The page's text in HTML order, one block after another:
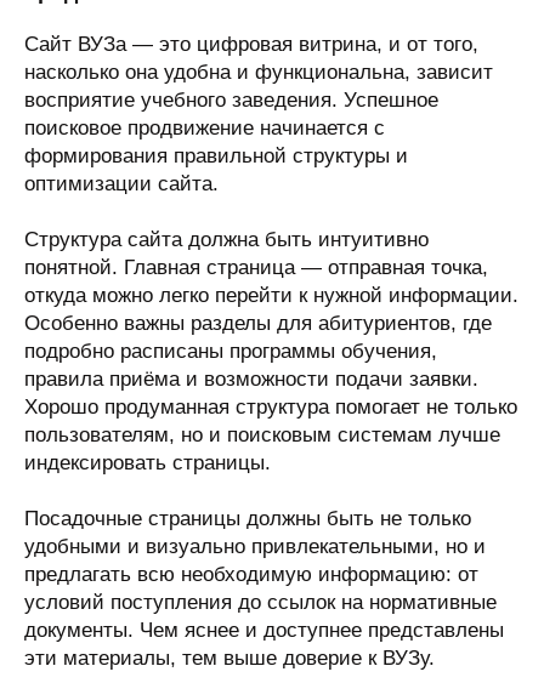
Сайт ВУЗа — это цифровая витрина, и от того,
насколько она удобна и функциональна, зависит
восприятие учебного заведения. Успешное
поисковое продвижение начинается с
формирования правильной структуры и
оптимизации сайта.
Структура сайта должна быть интуитивно
понятной. Главная страница — отправная точка,
откуда можно легко перейти к нужной информации.
Особенно важны разделы для абитуриентов, где
подробно расписаны программы обучения,
правила приёма и возможности подачи заявки.
Хорошо продуманная структура помогает не только
пользователям, но и поисковым системам лучше
индексировать страницы.
Посадочные страницы должны быть не только
удобными и визуально привлекательными, но и
предлагать всю необходимую информацию: от
условий поступления до ссылок на нормативные
документы. Чем яснее и доступнее представлены
эти материалы, тем выше доверие к ВУЗу.